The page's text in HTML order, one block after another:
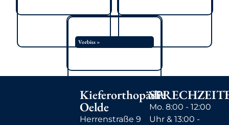
Vorbiss »
Kieferorthopädie
Oelde
Herrenstraße 9
Mo. 8:00 - 12:00
Uhr & 13:00 -